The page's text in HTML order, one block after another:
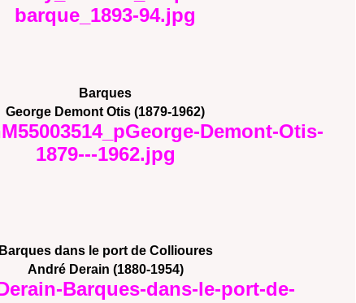
Barques
George Demont Otis (1879-1962)
Barques dans le port de Collioures
André Derain (1880-1954)